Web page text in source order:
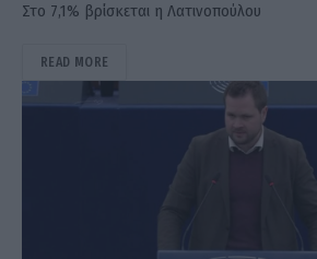
Στο 7,1% βρίσκεται η Λατινοπούλου
READ MORE